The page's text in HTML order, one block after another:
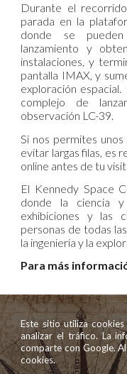
Durante el
parada en la
donde se
lanzamiento y
instalaciones, y
pantalla IMAX, y
exploración
complejo de
observación LC-39.
Si nos permites
evitar largas filas, es
online antes de tu
El Kennedy Space
donde la ciencia
exhibiciones y las
personas de todas
la ingeniería y la
Para más
Este sitio utiliza
analizar el tráfico. La
comparte con Google.
cookies.